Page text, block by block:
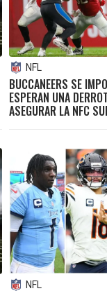
NFL
BUCCANEERS SE
ESPERAN UNA
ASEGURAR LA NFC
NFL